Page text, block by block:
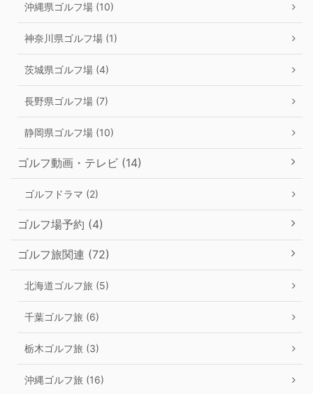
沖縄県ゴルフ場 (10)
神奈川県ゴルフ場 (1)
茨城県ゴルフ場 (4)
長野県ゴルフ場 (7)
静岡県ゴルフ場 (10)
ゴルフ動画・テレビ (14)
ゴルフドラマ (2)
ゴルフ場予約 (4)
ゴルフ旅関連 (72)
北海道ゴルフ旅 (5)
千葉ゴルフ旅 (6)
栃木ゴルフ旅 (3)
沖縄ゴルフ旅 (16)